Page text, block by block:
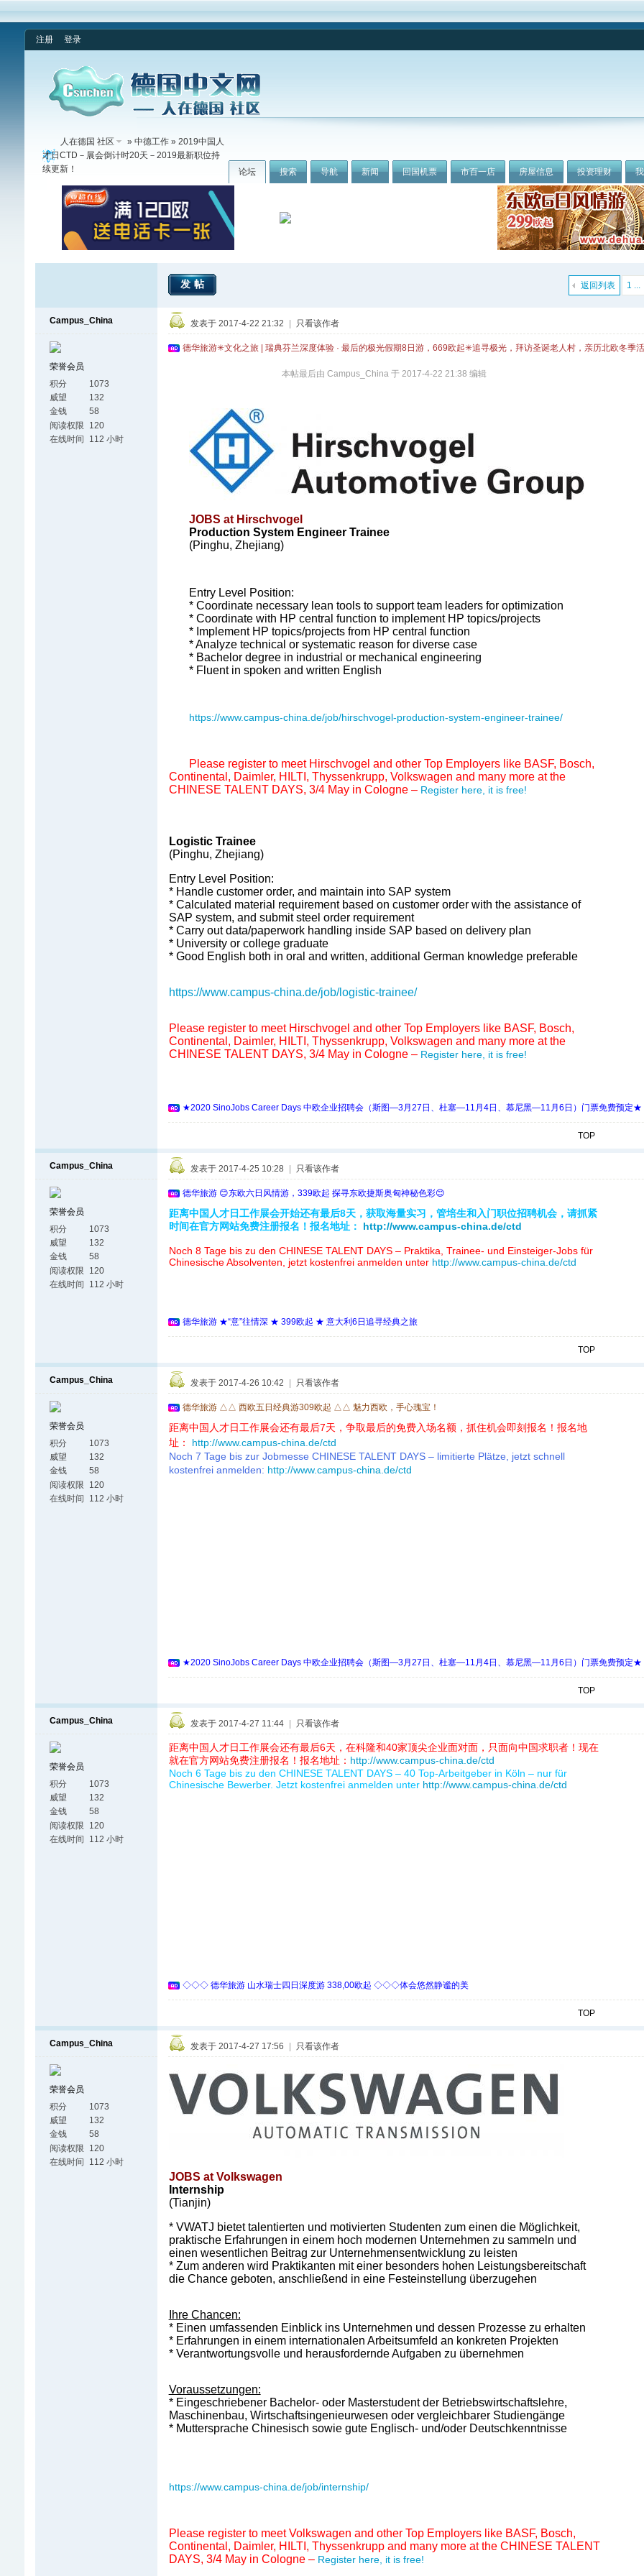
注册 登录
论坛 搜索 导航 新闻 回国机票 市百一店 房屋信息 投资理财
人在德国 社区 » 中德工作» 2019中国人
才日CTD－展会倒计时20天－2019最新职位持
续更新！
1 ...
返回列表
发帖
Campus_China
荣誉会员
积分
1073
威望
132
金钱
58
阅读权限
120
在线时间
112 小时
发表于 2017-4-22 21:32 只看该作者
德华旅游✳文化之旅 | 瑞典芬兰深度体验 · 最后的极光假期8日游，669欧起✳追寻极光，拜访圣诞老人村，亲历北欧冬季
本帖最后由 Campus_China 于 2017-4-22 21:38 编辑
JOBS at Hirschvogel
Production System Engineer Trainee
(Pinghu, Zhejiang)
Entry Level Position:
* Coordinate necessary lean tools to support team leaders for optimization
* Coordinate with HP central function to implement HP topics/projects
* Implement HP topics/projects from HP central function
* Analyze technical or systematic reason for diverse case
* Bachelor degree in industrial or mechanical engineering
* Fluent in spoken and written English
https://www.campus-china.de/job/hirschvogel-production-system-engineer-trainee/
Please register to meet Hirschvogel and other Top Employers like BASF, Bosch,
Continental, Daimler, HILTI, Thyssenkrupp, Volkswagen and many more at the
CHINESE TALENT DAYS, 3/4 May in Cologne – Register here, it is free!
Logistic Trainee
(Pinghu, Zhejiang)
Entry Level Position:
* Handle customer order, and maintain into SAP system
* Calculated material requirement based on customer order with the assistance of
SAP system, and submit steel order requirement
* Carry out data/paperwork handling inside SAP based on delivery plan
* University or college graduate
* Good English both in oral and written, additional German knowledge preferable
https://www.campus-china.de/job/logistic-trainee/
Please register to meet Hirschvogel and other Top Employers like BASF, Bosch,
Continental, Daimler, HILTI, Thyssenkrupp, Volkswagen and many more at the
CHINESE TALENT DAYS, 3/4 May in Cologne – Register here, it is free!
★2020 SinoJobs Career Days 中欧企业招聘会（斯图—3月27日、杜塞—11月4日、慕尼黑—11月6日）门票免费预定★
TOP
Campus_China
荣誉会员
积分
1073
威望
132
金钱
58
阅读权限
120
在线时间
112 小时
发表于 2017-4-25 10:28 只看该作者
德华旅游 😊东欧六日风情游，339欧起 探寻东欧捷斯奥匈神秘色彩😊
距离中国人才日工作展会开始还有最后8天，获取海量实习，管培生和入门职位招聘机会，请抓紧
时间在官方网站免费注册报名！报名地址： http://www.campus-china.de/ctd
Noch 8 Tage bis zu den CHINESE TALENT DAYS – Praktika, Trainee- und Einsteiger-Jobs für
Chinesische Absolventen, jetzt kostenfrei anmelden unter http://www.campus-china.de/ctd
德华旅游 ★“意”往情深 ★ 399欧起 ★ 意大利6日追寻经典之旅
TOP
Campus_China
荣誉会员
积分
1073
威望
132
金钱
58
阅读权限
120
在线时间
112 小时
发表于 2017-4-26 10:42 只看该作者
德华旅游 △△ 西欧五日经典游309欧起 △△ 魅力西欧，手心瑰宝！
距离中国人才日工作展会还有最后7天，争取最后的免费入场名额，抓住机会即刻报名！报名地
址：
http://www.campus-china.de/ctd
Noch 7 Tage bis zur Jobmesse CHINESE TALENT DAYS – limitierte Plätze, jetzt schnell
kostenfrei anmelden: http://www.campus-china.de/ctd
★2020 SinoJobs Career Days 中欧企业招聘会（斯图—3月27日、杜塞—11月4日、慕尼黑—11月6日）门票免费预定★
TOP
Campus_China
荣誉会员
积分
1073
威望
132
金钱
58
阅读权限
120
在线时间
112 小时
发表于 2017-4-27 11:44 只看该作者
距离中国人才日工作展会还有最后6天，在科隆和40家顶尖企业面对面，只面向中国求职者！现在
就在官方网站免费注册报名！报名地址： http://www.campus-china.de/ctd
Noch 6 Tage bis zu den CHINESE TALENT DAYS – 40 Top-Arbeitgeber in Köln – nur für
Chinesische Bewerber. Jetzt kostenfrei anmelden unter http://www.campus-china.de/ctd
◇◇◇ 德华旅游 山水瑞士四日深度游 338,00欧起 ◇◇◇体会悠然静谧的美
TOP
Campus_China
荣誉会员
积分
1073
威望
132
金钱
58
阅读权限
120
在线时间
112 小时
发表于 2017-4-27 17:56 只看该作者
JOBS at Volkswagen
Internship
(Tianjin)
* VWATJ bietet talentierten und motivierten Studenten zum einen die Möglichkeit,
praktische Erfahrungen in einem hoch modernen Unternehmen zu sammeln und
einen wesentlichen Beitrag zur Unternehmensentwicklung zu leisten
* Zum anderen wird Praktikanten mit einer besonders hohen Leistungsbereitschaft
die Chance geboten, anschließend in eine Festeinstellung überzugehen
Ihre Chancen:
* Einen umfassenden Einblick ins Unternehmen und dessen Prozesse zu erhalten
* Erfahrungen in einem internationalen Arbeitsumfeld an konkreten Projekten
* Verantwortungsvolle und herausfordernde Aufgaben zu übernehmen
Voraussetzungen:
* Eingeschriebener Bachelor- oder Masterstudent der Betriebswirtschaftslehre,
Maschinenbau, Wirtschaftsingenieurwesen oder vergleichbarer Studiengänge
* Muttersprache Chinesisch sowie gute Englisch- und/oder Deutschkenntnisse
https://www.campus-china.de/job/internship/
Please register to meet Volkswagen and other Top Employers like BASF, Bosch,
Continental, Daimler, HILTI, Thyssenkrupp and many more at the CHINESE TALENT
DAYS, 3/4 May in Cologne – Register here, it is free!